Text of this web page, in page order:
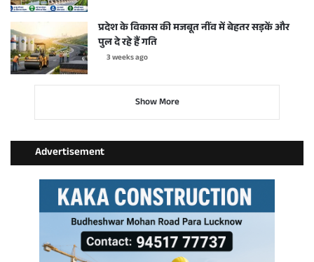
प्रदेश के विकास की मजबूत नींव में बेहतर सड़कें और
पुल दे रहे हैं गति
3 weeks ago
Show More
Advertisement